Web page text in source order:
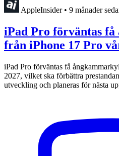
AppleInsider • 9 månader
iPad Pro förväntas
från iPhone 17 Pro
iPad Pro förväntas få
2027, vilket ska förbättra
utveckling och planeras för nästa